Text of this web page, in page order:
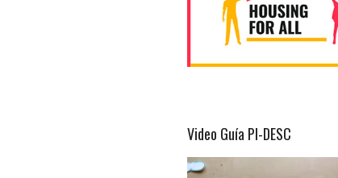
Video Guía PI-DESC